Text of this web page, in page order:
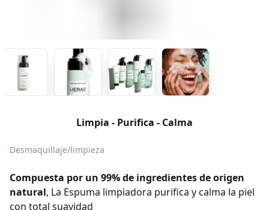
Limpia - Purifica - Calma
Desmaquillaje/limpieza
Compuesta por un 99% de ingredientes de origen
natural, La Espuma limpiadora purifica y calma la piel
con total suavidad